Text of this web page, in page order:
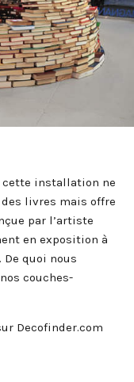
cette installation ne
livres mais offre
par l’artiste
en exposition à
De quoi nous
couches-
Decofinder.com